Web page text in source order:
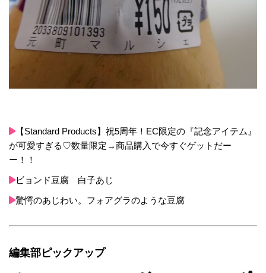
【Standard Products】祝5周年！EC限定の『記念アイテム』
が可愛すぎる♡数量限定→商品購入で今すぐゲットだー
ー！！
ビョンド豆腐 白子あじ
驚愕のあじわい。フォアグラのような豆腐
編集部ピックアップ